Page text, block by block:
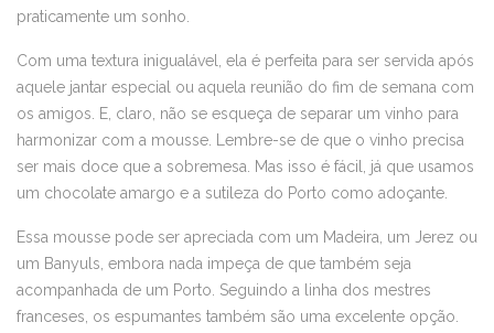
praticamente um sonho.
Com uma textura inigualável, ela é perfeita para ser servida após
aquele jantar especial ou aquela reunião do fim de semana com
os amigos. E, claro, não se esqueça de separar um vinho para
harmonizar com a mousse. Lembre-se de que o vinho precisa
ser mais doce que a sobremesa. Mas isso é fácil, já que usamos
um chocolate amargo e a sutileza do Porto como adoçante.
Essa mousse pode ser apreciada com um Madeira, um Jerez ou
um Banyuls, embora nada impeça de que também seja
acompanhada de um Porto. Seguindo a linha dos mestres
franceses, os espumantes também são uma excelente opção.